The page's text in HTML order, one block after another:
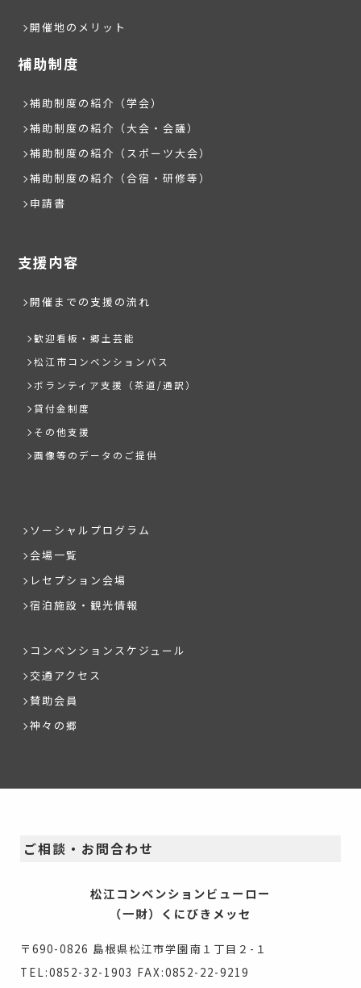
開催地のメリット
補助制度
補助制度の紹介（学会）
補助制度の紹介（大会・会議）
補助制度の紹介（スポーツ大会）
補助制度の紹介（合宿・研修等）
申請書
支援内容
開催までの支援の流れ
歓迎看板・郷土芸能
松江市コンベンションバス
ボランティア支援（茶道/通訳）
貸付金制度
その他支援
画像等のデータのご提供
ソーシャルプログラム
会場一覧
レセプション会場
宿泊施設・観光情報
コンベンションスケジュール
交通アクセス
賛助会員
神々の郷
ご相談・お問合わせ
松江コンベンションビューロー
（一財）くにびきメッセ
〒690-0826 島根県松江市学園南１丁目２-１
TEL:0852-32-1903 FAX:0852-22-9219